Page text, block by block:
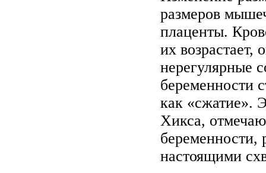
размеров
плаценты.
их
нерегулярные
беременности
как «сжатие».
Хикса,
беременности,
настоящими